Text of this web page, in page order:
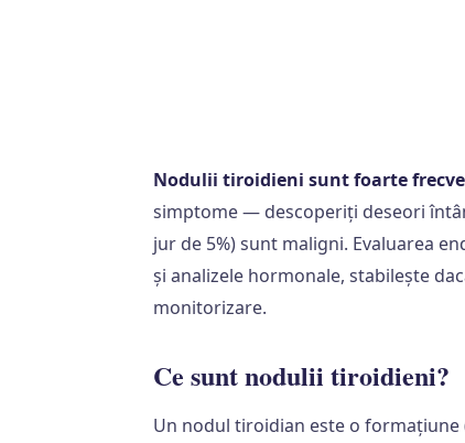
Nodulii tiroidieni sunt foarte
simptome — descoperiți deseori
jur de 5%) sunt maligni. Evaluarea
și analizele hormonale, stabilește
monitorizare.
Ce sunt nodulii tiroidieni?
Un nodul tiroidian este o formațiune